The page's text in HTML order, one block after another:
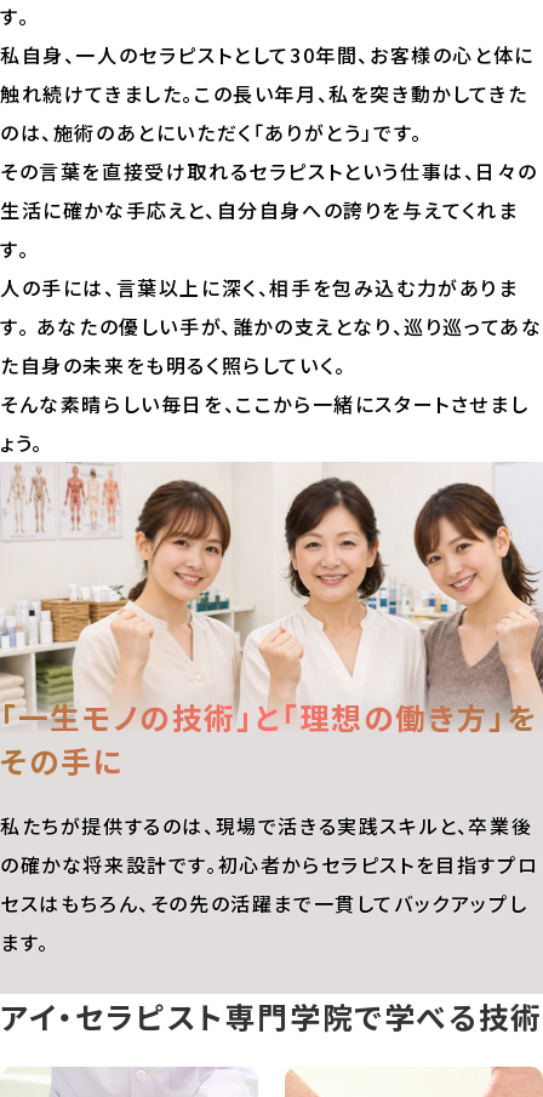
す。
私自身、一人のセラピストとして30年間、お客様の心と体に
触れ続けてきました。この長い年月、私を突き動かしてきた
のは、施術のあとにいただく「ありがとう」です。
その言葉を直接受け取れるセラピストという仕事は、日々の
生活に確かな手応えと、自分自身への誇りを与えてくれま
す。
人の手には、言葉以上に深く、相手を包み込む力がありま
す。 あなたの優しい手が、誰かの支えとなり、巡り巡ってあな
た自身の未来をも明るく照らしていく。
そんな素晴らしい毎日を、ここから一緒にスタートさせまし
ょう。
「一生モノの技術」と「理想の働き方」を
その手に
私たちが提供するのは、現場で活きる実践スキルと、卒業後
の確かな将来設計です。初心者からセラピストを目指すプロ
セスはもちろん、その先の活躍まで一貫してバックアップし
ます。
アイ・セラピスト専門学院で学べる技術